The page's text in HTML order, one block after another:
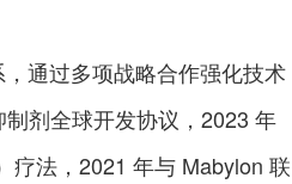
通过多项战略合作强化技术
剂全球开发协议，2023 年
疗法，2021 年与 Mabylon 联